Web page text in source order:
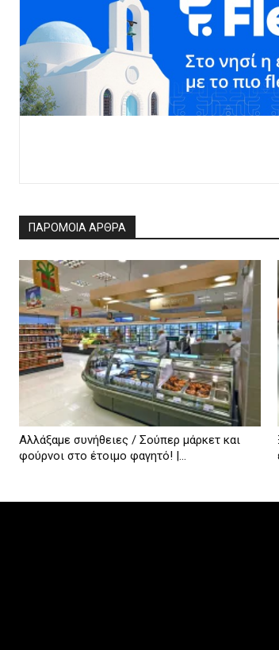
ΠΑΡΟΜΟΙΑ ΑΡΘΡΑ
Αλλάξαμε συνήθειες / Σούπερ μάρκετ και
φούρνοι στο έτοιμο φαγητό! |...